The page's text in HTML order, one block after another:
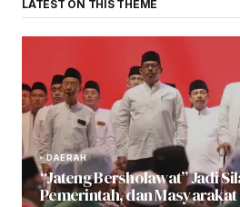
LATEST ON THIS THEME
DAERAH
“Jateng Bersholawat” Jadi
Pemerintah, dan Masyarakat